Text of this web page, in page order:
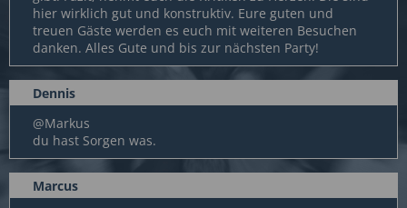
hier wirklich gut und konstruktiv. Eure guten und
treuen Gäste werden es euch mit weiteren Besuchen
danken. Alles Gute und bis zur nächsten Party!
Dennis
@Markus
du hast Sorgen was.
Marcus